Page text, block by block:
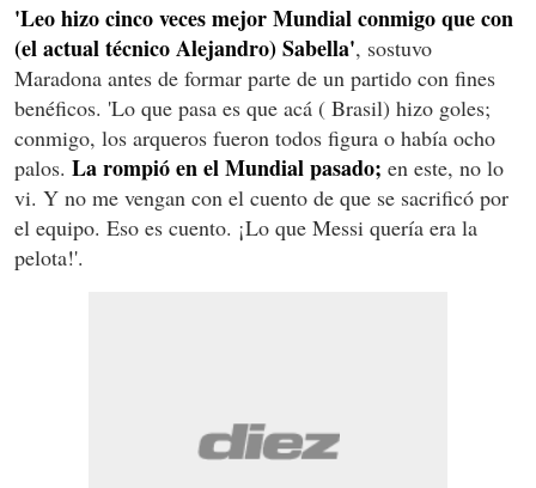
'Leo hizo cinco veces mejor Mundial conmigo que con
(el actual técnico Alejandro) Sabella', sostuvo
Maradona antes de formar parte de un partido con fines
benéficos. 'Lo que pasa es que acá ( Brasil) hizo goles;
conmigo, los arqueros fueron todos figura o había ocho
palos. La rompió en el Mundial pasado; en este, no lo
vi. Y no me vengan con el cuento de que se sacrificó por
el equipo. Eso es cuento. ¡Lo que Messi quería era la
pelota!'.